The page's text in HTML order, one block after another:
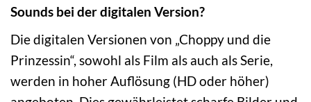
Sounds bei der digitalen Version?
Die digitalen Versionen von „Choppy und die
Prinzessin“, sowohl als Film als auch als Serie,
werden in hoher Auflösung (HD oder höher)